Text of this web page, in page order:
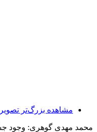
مشاهده بزرگ‌تر تصویر
محمد مهدی گوهری: وجود